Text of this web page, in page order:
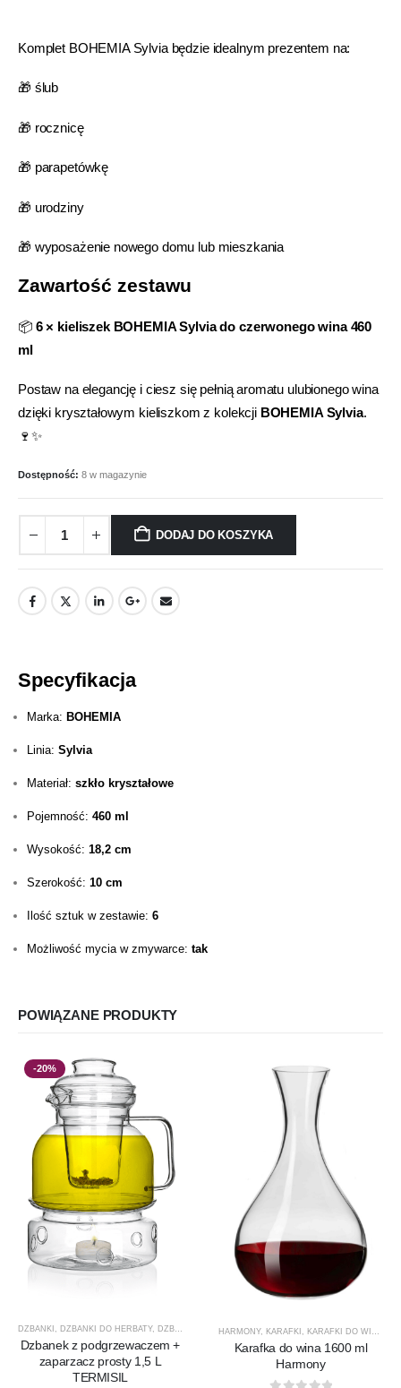
Komplet BOHEMIA Sylvia będzie idealnym prezentem na:
🎁 ślub
🎁 rocznicę
🎁 parapetówkę
🎁 urodziny
🎁 wyposażenie nowego domu lub mieszkania
Zawartość zestawu
📦 6 × kieliszek BOHEMIA Sylvia do czerwonego wina 460
ml
Postaw na elegancję i ciesz się pełnią aromatu ulubionego wina
dzięki kryształowym kieliszkom z kolekcji BOHEMIA Sylvia.
🍷✨
Dostępność: 8 w magazynie
DODAJ DO KOSZYKA
Specyfikacja
Marka: BOHEMIA
Linia: Sylvia
Materiał: szkło kryształowe
Pojemność: 460 ml
Wysokość: 18,2 cm
Szerokość: 10 cm
Ilość sztuk w zestawie: 6
Możliwość mycia w zmywarce: tak
POWIĄZANE PRODUKTY
-20%
DZBANKI , DZBANKI DO HERBATY, DZBANKI DO KAWY ,PRODUCENCI , PRODUKTY,PROMOCJE
Dzbanek z podgrzewaczem +
zaparzacz prosty 1,5 L
TERMISIL
HARMONY, KARAFKI KARAFKI DO WINA
Karafka do wina 1600 ml
Harmony